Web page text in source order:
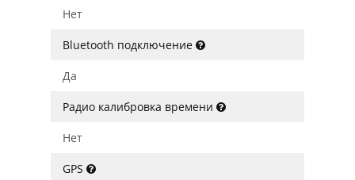
Нет
Bluetooth подключение
Да
Радио калибровка времени
Нет
GPS